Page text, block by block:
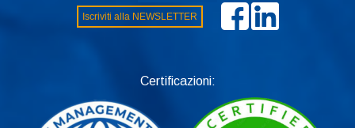
Iscriviti alla NEWSLETTER
Certificazioni: